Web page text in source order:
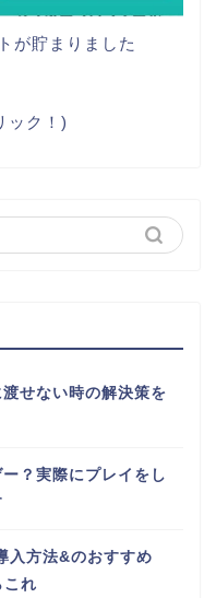
が貯まりました
ック！)
せない時の解決策を
？実際にプレイをし
入方法&のおすすめ
これ